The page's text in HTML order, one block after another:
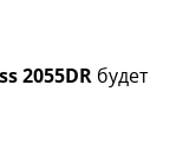
2055DR будет